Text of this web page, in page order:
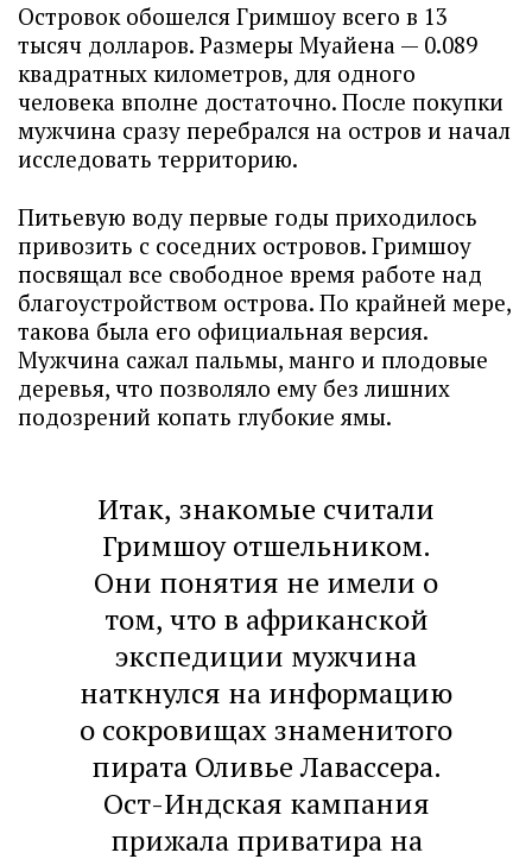
Островок обошелся Гримшоу всего в 13
тысяч долларов. Размеры Муайена — 0.089
квадратных километров, для одного
человека вполне достаточно. После покупки
мужчина сразу перебрался на остров и начал
исследовать территорию.
Питьевую воду первые годы приходилось
привозить с соседних островов. Гримшоу
посвящал все свободное время работе над
благоустройством острова. По крайней мере,
такова была его официальная версия.
Мужчина сажал пальмы, манго и плодовые
деревья, что позволяло ему без лишних
подозрений копать глубокие ямы.
Итак, знакомые считали
Гримшоу отшельником.
Они понятия не имели о
том, что в африканской
экспедиции мужчина
наткнулся на информацию
о сокровищах знаменитого
пирата Оливье Лавассера.
Ост-Индская кампания
прижала приватира на